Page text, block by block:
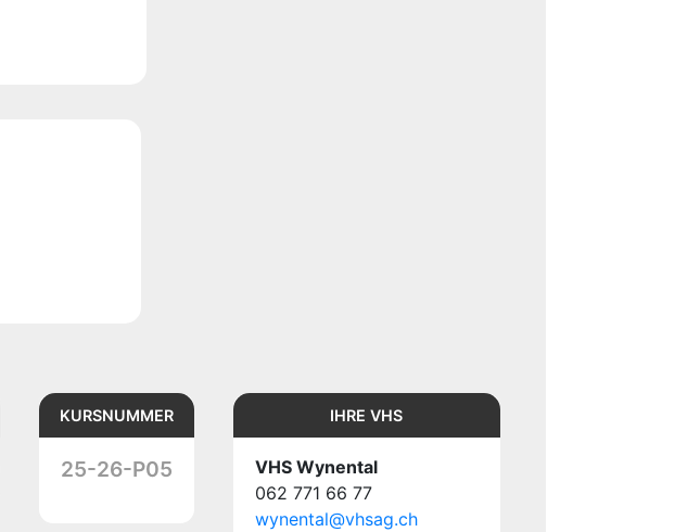
KURSNUMMER
25-26-P05
IHRE VHS
VHS Wynental
062 771 66 77
wynental@vhsag.ch